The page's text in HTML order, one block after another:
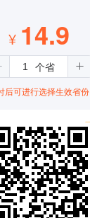
¥ 14.9
后可进行选择生效省份